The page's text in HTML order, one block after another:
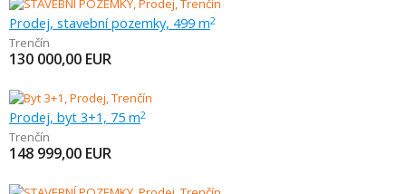
Prodej, stavební pozemky, 499 m2
Trenčín
130 000,00 EUR
Prodej, byt 3+1, 75 m2
Trenčín
148 999,00 EUR